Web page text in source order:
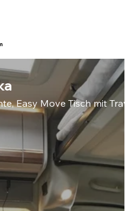
Easy Move Tisch mit Travel